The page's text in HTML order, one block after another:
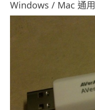
Windows / Mac 通用